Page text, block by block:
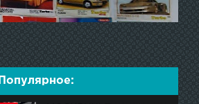
Популярное: